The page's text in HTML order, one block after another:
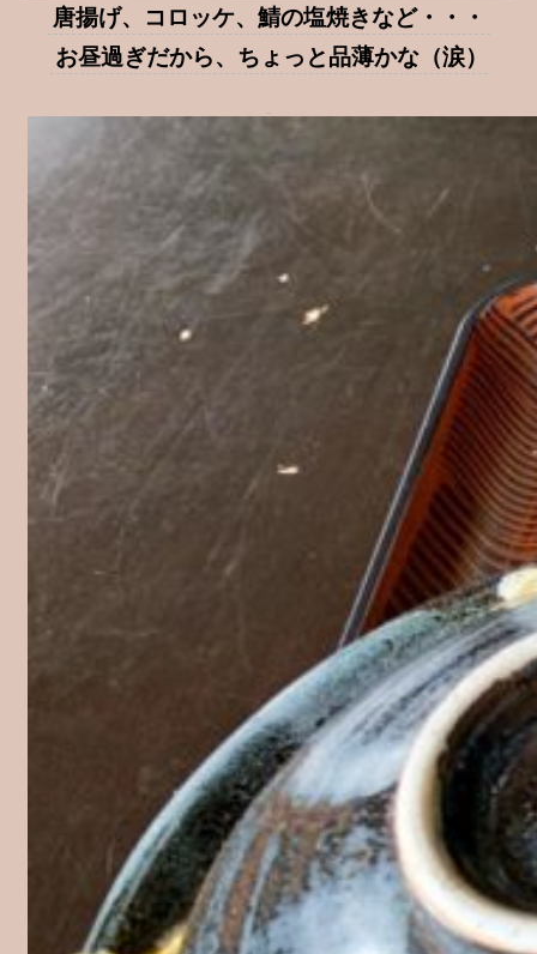
唐揚げ、コロッケ、鯖の塩焼きなど・・・
お昼過ぎだから、ちょっと品薄かな（涙）